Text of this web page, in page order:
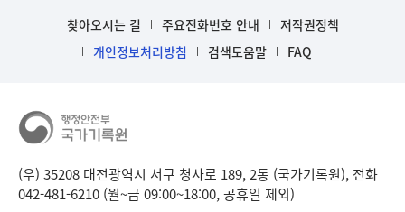
찾아오시는 길 주요전화번호 안내
저작권정책
개인정보처리방침
검색도움말 FAQ
(우) 35208 대전광역시 서구 청사로 189, 2동 (국가기록원), 전화
042-481-6210 (월~금 09:00~18:00, 공휴일 제외)